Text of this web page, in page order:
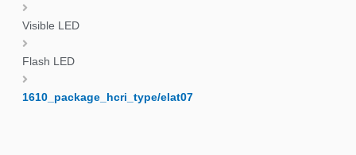
Visible LED
Flash LED
1610_package_hcri_type/elat07